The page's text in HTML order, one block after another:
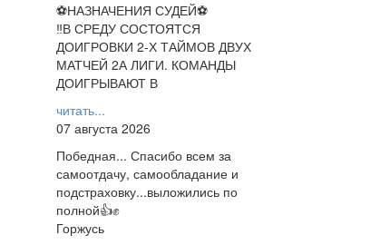
⚽НАЗНАЧЕНИЯ СУДЕЙ⚽
‼В СРЕДУ СОСТОЯТСЯ
ДОИГРОВКИ 2-Х ТАЙМОВ ДВУХ
МАТЧЕЙ 2А ЛИГИ. КОМАНДЫ
ДОИГРЫВАЮТ В
читать...
07 августа 2026
Победная... Спасибо всем за
самоотдачу, самообладание и
подстраховку...выложились по
полной👍✊
Горжусь